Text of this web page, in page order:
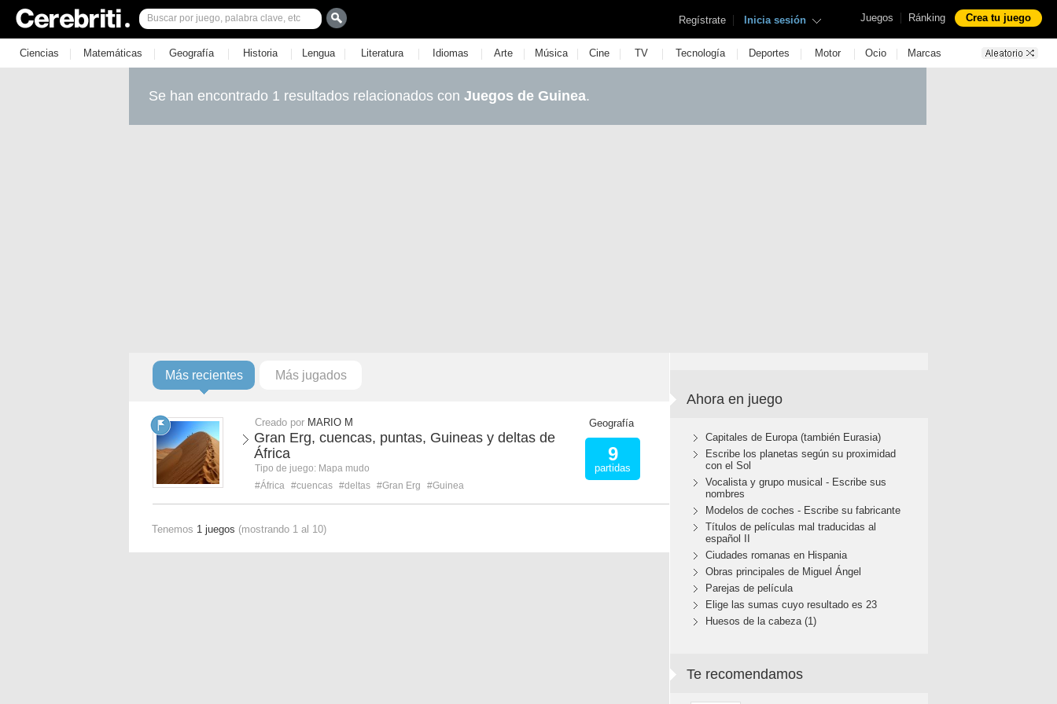
Juegos | Ránking Crea tu juego
Regístrate | Inicia sesión
Ciencias | Matemáticas | Geografía | Historia | Lengua | Literatura | Idiomas | Arte | Música | Cine | TV | Tecnología | Deportes | Motor | Ocio | Marcas
Se han encontrado 1 resultados relacionados con Juegos de Guinea.
Más recientes Más jugados
Creado por MARIO M
Gran Erg, cuencas, puntas, Guineas y deltas de
África
Tipo de juego: Mapa mudo
#África #cuencas #deltas #Gran Erg #Guinea
Geografía
9
partidas
Tenemos 1 juegos (mostrando 1 al 10)
Ahora en juego
Capitales de Europa (también Eurasia)
Escribe los planetas según su proximidad
con el Sol
Vocalista y grupo musical - Escribe sus
nombres
Modelos de coches - Escribe su fabricante
Títulos de películas mal traducidas al
español II
Ciudades romanas en Hispania
Obras principales de Miguel Ángel
Parejas de película
Elige las sumas cuyo resultado es 23
Huesos de la cabeza (1)
Te recomendamos